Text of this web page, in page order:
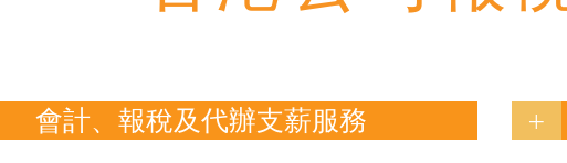
會計、報稅及代辦支薪服務 +